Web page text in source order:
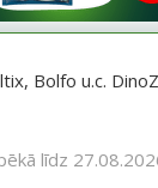
Bolfo u.c.
līdz